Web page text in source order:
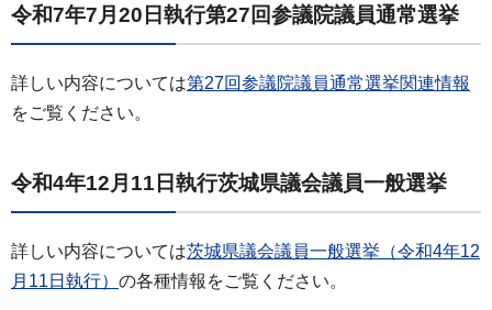
令和7年7月20日執行第27回参議院議員通常選挙
詳しい内容については第27回参議院議員通常選挙関連情報
をご覧ください。
令和4年12月11日執行茨城県議会議員一般選挙
詳しい内容については茨城県議会議員一般選挙（令和4年12
月11日執行） の各種情報をご覧ください。